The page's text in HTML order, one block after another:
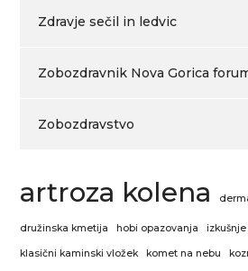
Zdravje sečil in ledvic
Zobozdravnik Nova Gorica
Zobozdravstvo
artroza kolena
družinska kmetija hobi opazovanja
klasični kaminski vložek komet na nebu